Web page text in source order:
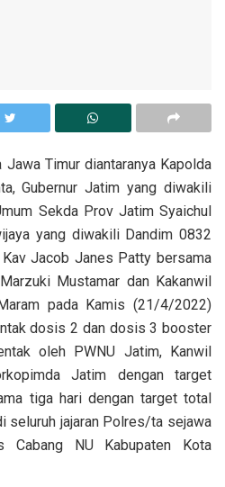
Jawa Timur diantaranya Kapolda
Gubernur Jatim yang diwakili
Sekda Prov Jatim Syaichul
yang diwakili Dandim 0832
Jacob Janes Patty bersama
Mustamar dan Kakanwil
pada Kamis (21/4/2022)
dosis 2 dan dosis 3 booster
oleh PWNU Jatim, Kanwil
Jatim dengan target
tiga hari dengan target total
jajaran Polres/ta sejawa
Cabang NU Kabupaten Kota